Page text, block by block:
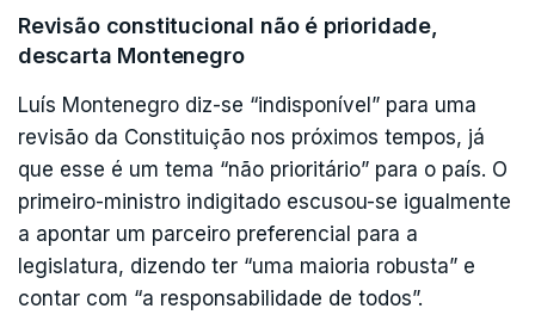
Revisão constitucional não é prioridade,
descarta Montenegro
Luís Montenegro diz-se “indisponível” para uma
revisão da Constituição nos próximos tempos, já
que esse é um tema “não prioritário” para o país. O
primeiro-ministro indigitado escusou-se igualmente
a apontar um parceiro preferencial para a
legislatura, dizendo ter “uma maioria robusta” e
contar com “a responsabilidade de todos”.